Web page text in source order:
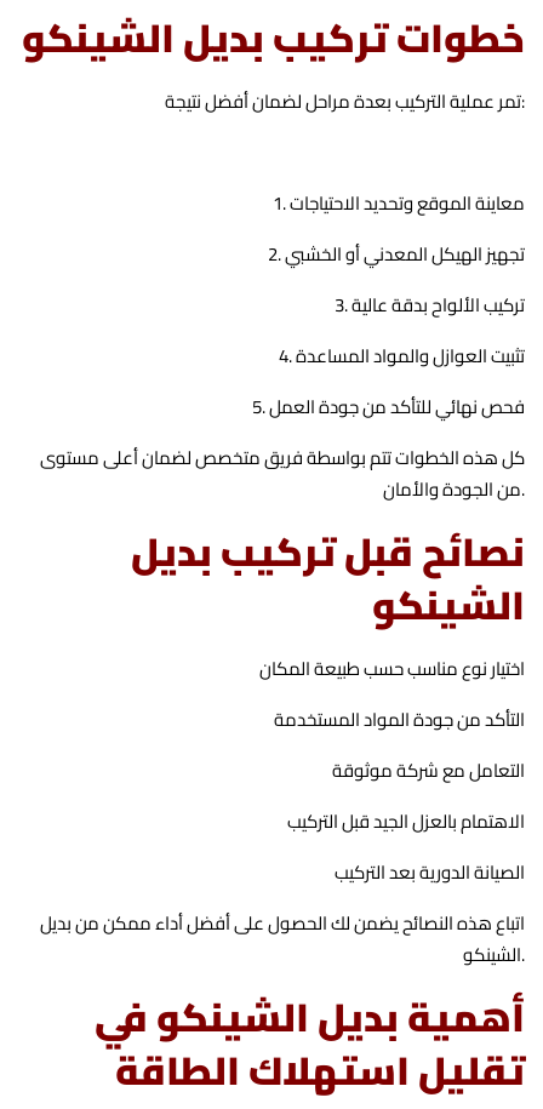
خطوات تركيب بديل الشينكو
تمر عملية التركيب بعدة مراحل لضمان أفضل نتيجة:
1. معاينة الموقع وتحديد الاحتياجات
2. تجهيز الهيكل المعدني أو الخشبي
3. تركيب الألواح بدقة عالية
4. تثبيت العوازل والمواد المساعدة
5. فحص نهائي للتأكد من جودة العمل
كل هذه الخطوات تتم بواسطة فريق متخصص لضمان أعلى مستوى
من الجودة والأمان.
نصائح قبل تركيب بديل
الشينكو
اختيار نوع مناسب حسب طبيعة المكان
التأكد من جودة المواد المستخدمة
التعامل مع شركة موثوقة
الاهتمام بالعزل الجيد قبل التركيب
الصيانة الدورية بعد التركيب
اتباع هذه النصائح يضمن لك الحصول على أفضل أداء ممكن من بديل
الشينكو.
أهمية بديل الشينكو في
تقليل استهلاك الطاقة